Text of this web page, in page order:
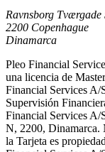
Ravnsborg Tværgade
2200 Copenhague
Dinamarca
Pleo Financial
una licencia de
Financial Services A/
Supervisión
Financial Services
N, 2200, Dinamarca.
la Tarjeta es